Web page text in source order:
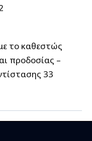
το καθεστώς
προδοσίας –
33